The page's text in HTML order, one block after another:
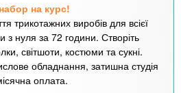
на курс!
трикотажних виробів для всієї
з нуля за 72 години. Створіть
світшоти, костюми та сукні.
обладнання, затишна студія
оплата.